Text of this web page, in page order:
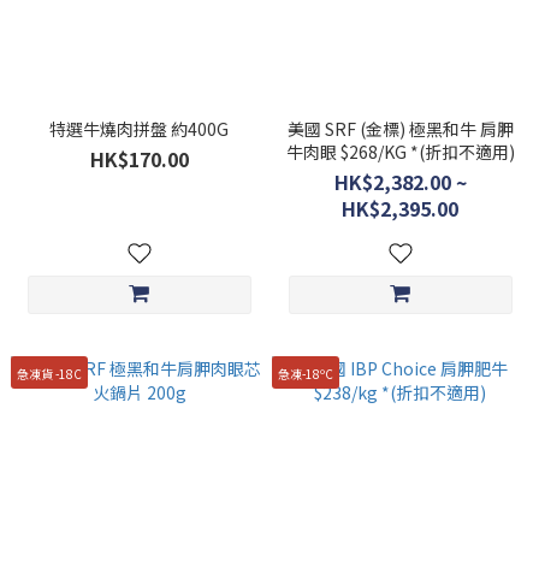
特選牛燒肉拼盤 約400G
HK$170.00
美國 SRF (金標) 極黑和牛 肩胛
牛肉眼 $268/KG *(折扣不適用)
HK$2,382.00 ~
HK$2,395.00
急凍貨 -18C 急凍-18ºC